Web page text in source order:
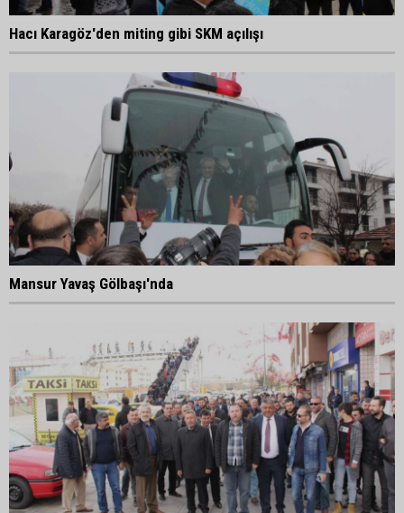
Hacı Karagöz'den miting gibi SKM açılışı
Mansur Yavaş Gölbaşı'nda